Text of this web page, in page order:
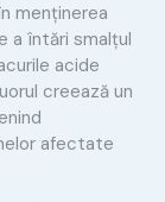
menținerea
a întări smalțul
acide
creează un
afectate